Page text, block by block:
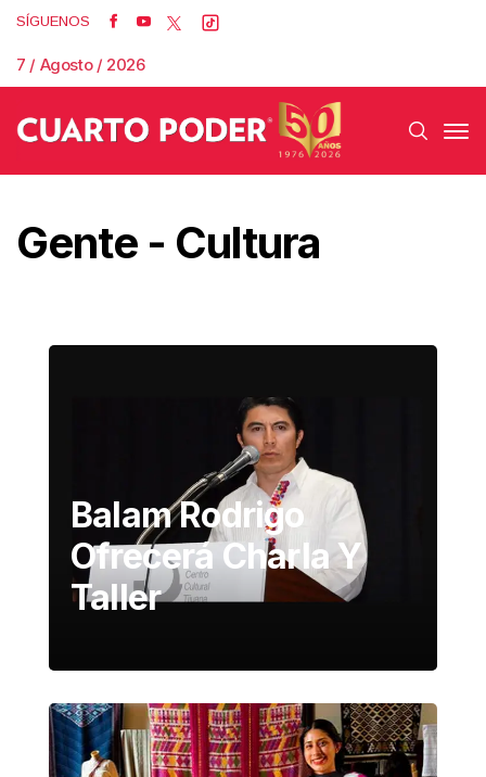
SÍGUENOS
7 / Agosto / 2026
Gente - Cultura
Balam Rodrigo
Ofrecerá Charla Y
Taller